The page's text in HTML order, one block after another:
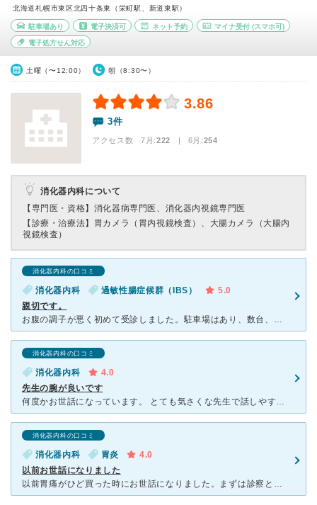
北海道札幌市東区北四十条東（栄町駅、新道東駅）
駐車場あり 電子決済可 ネット予約 マイナ受付 (スマホ可)
電子処方せん対応
土曜（〜12:00） 朝（8:30〜）
3.86
3件
アクセス数 7月:222 | 6月:254
消化器内科について
【専門医・資格】 消化器病専門医、消化器内視鏡専門医
【診療・治療法】 胃カメラ（胃内視鏡検査）、大腸カメラ（大腸内
視鏡検査）
消化器内科の口コミ
消化器内科 過敏性腸症候群（IBS）
5.0
親切です。
お腹の調子が悪く初めて受診しました。駐車場はあり、数台、病院の前に停められます。受付の方も優しいし看護師さんも優しいです。先生は明るく朗らかな方です。大腸カメラの予約をして受けました。大腸カメラの予約
消化器内科の口コミ
消化器内科
4.0
先生の腕が良いです
何度かお世話になっています。 とても気さくな先生で話しやすく相談などもきちんと聞いてくれます。 こちらの病院で胃カメラもしましたが、胃カメラ自体初めてで緊張していましたが、看護師さんが丁寧に説明し
消化器内科の口コミ
消化器内科 胃炎
4.0
以前お世話になりました
以前胃痛がひど買った時にお世話になりました。まずは診察と内服薬で様子を見て、そのあとに胃カメラもしてみました。初めてで緊張しましたが、麻酔も使ってもらえますので心配ありません。診察も丁寧で優しく、安心